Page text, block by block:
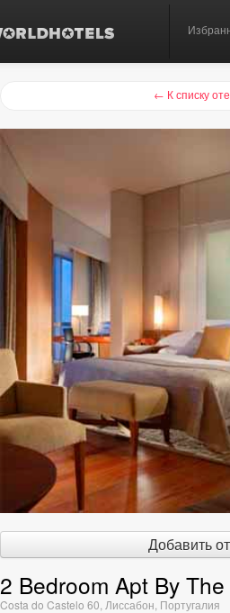
← К списку
Добавить
2 Bedroom Apt By
Costa do Castelo 60 Лиссабон Португалия